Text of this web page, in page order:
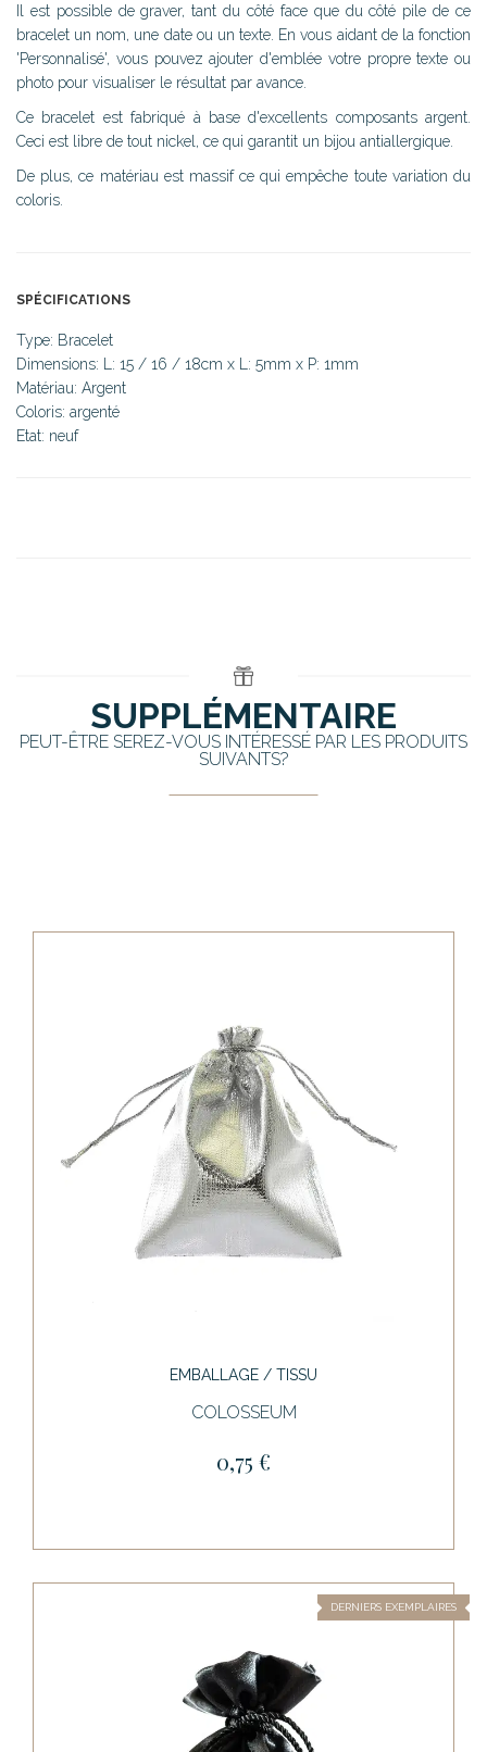
Il est possible de graver, tant du côté face que du côté pile de ce
bracelet un nom, une date ou un texte. En vous aidant de la fonction
'Personnalisé', vous pouvez ajouter d'emblée votre propre texte ou
photo pour visualiser le résultat par avance.
Ce bracelet est fabriqué à base d'excellents composants argent.
Ceci est libre de tout nickel, ce qui garantit un bijou antiallergique.
De plus, ce matériau est massif ce qui empêche toute variation du
coloris.
SPÉCIFICATIONS
Type: Bracelet
Dimensions: L: 15 / 16 / 18cm x L: 5mm x P: 1mm
Matériau: Argent
Coloris: argenté
Etat: neuf
SUPPLÉMENTAIRE
PEUT-ÊTRE SEREZ-VOUS INTÉRESSÉ PAR LES PRODUITS
SUIVANTS?
EMBALLAGE / TISSU
COLOSSEUM
0,75 €
DERNIERS EXEMPLAIRES